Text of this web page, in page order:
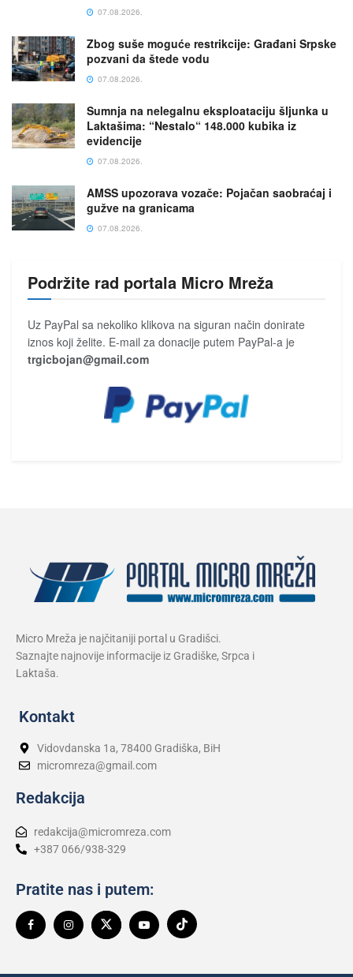
07.08.2026.
Zbog suše mogućе restrikcije: Građani Srpske
pozvani da štede vodu
07.08.2026.
Sumnja na nelegalnu eksploataciju šljunka u
Laktašima: “Nestalo“ 148.000 kubika iz
evidencije
07.08.2026.
AMSS upozorava vozače: Pojačan saobraćaj i
gužve na granicama
07.08.2026.
Podržite rad portala Micro Mreža
Uz PayPal sa nekoliko klikova na siguran način donirate
iznos koji želite. E-mail za donacije putem PayPal-a je
trgicbojan@gmail.com
Micro Mreža je najčitaniji portal u Gradišci.
Saznajte najnovije informacije iz Gradiške, Srpca i
Laktaša.
Kontakt
Vidovdanska 1a, 78400 Gradiška, BiH
micromreza@gmail.com
Redakcija
redakcija@micromreza.com
+387 066/938-329
Pratite nas i putem: